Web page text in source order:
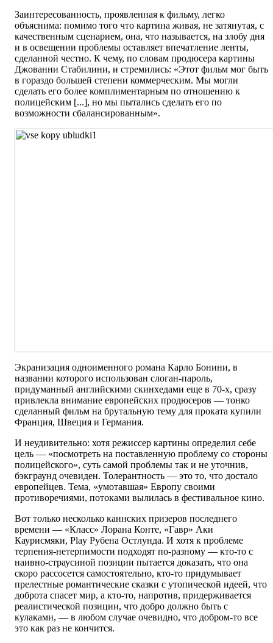
Заинтересованность, проявленная к фильму, легко
объяснима: помимо того что картина живая, не затянутая, с
качественным сценарием, она, что называется, на злобу дня
и в освещении проблемы оставляет впечатление ленты,
сделанной честно. К чему, по словам продюсера картины
Джованни Стабилини, и стремились: «Этот фильм мог быть
в гораздо большей степени коммерческим. Мы могли
сделать его более комплиментарным по отношению к
полицейским [...], но мы пытались сделать его по
возможности сбалансированным».
Экранизация одноименного романа Карло Бонини, в
названии которого использован слоган-пароль,
придуманный английскими скинхедами еще в 70-х, сразу
привлекла внимание европейских продюсеров — тонко
сделанный фильм на брутальную тему для проката купили
Франция, Швеция и Германия.
И неудивительно: хотя режиссер картины определил себе
цель — «посмотреть на поставленную проблему со стороны
полицейского», суть самой проблемы так и не уточнив,
бэкграунд очевиден. Толерантность — это то, что достало
европейцев. Тема, «умотавшая» Европу своими
противоречиями, потоками вылилась в фестивальное кино.
Вот только несколько каннских призеров последнего
времени — «Класс» Лорана Конте, «Гавр» Аки
Каурисмяки, Play Рубена Остлунда. И хотя к проблеме
терпения-нетерпимости подходят по-разному — кто-то с
наивно-страусиной позиции пытается доказать, что она
скоро рассосется самостоятельно, кто-то придумывает
прелестные романтические сказки с утопической идеей, что
доброта спасет мир, а кто-то, напротив, придерживается
реалистической позиции, что добро должно быть с
кулаками, — в любом случае очевидно, что добром-то все
это как раз не кончится.